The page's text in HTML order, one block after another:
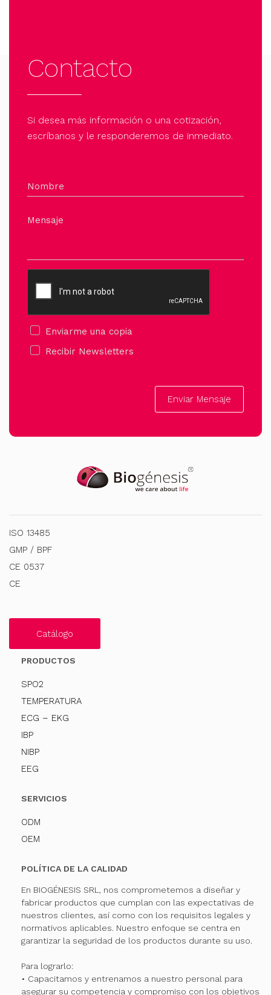
Contacto
Si desea más información o una cotización,
escríbanos y le responderemos de inmediato.
Nombre
Mensaje
Enviarme una copia
Recibir Newsletters
Enviar Mensaje
ISO 13485
GMP / BPF
CE 0537
CE
Catálogo
PRODUCTOS
SPO2
TEMPERATURA
ECG – EKG
IBP
NIBP
EEG
SERVICIOS
ODM
OEM
POLÍTICA DE LA CALIDAD
En BIOGÉNESIS SRL, nos comprometemos a diseñar y
fabricar productos que cumplan con las expectativas de
nuestros clientes, así como con los requisitos legales y
normativos aplicables. Nuestro enfoque se centra en
garantizar la seguridad de los productos durante su uso.
Para lograrlo:
• Capacitamos y entrenamos a nuestro personal para
asegurar su competencia y compromiso con los objetivos